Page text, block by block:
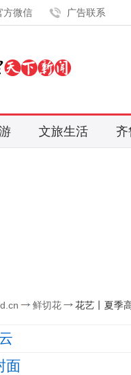
方微信 广告联系
文旅生活
鲜切花
花艺丨夏季
面